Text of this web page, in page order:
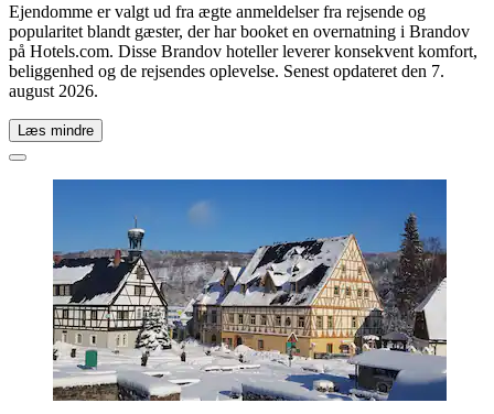
Ejendomme er valgt ud fra ægte anmeldelser fra rejsende og
popularitet blandt gæster, der har booket en overnatning i Brandov
på Hotels.com. Disse Brandov hoteller leverer konsekvent komfort,
beliggenhed og de rejsendes oplevelse. Senest opdateret den 7.
august 2026.
Læs mindre